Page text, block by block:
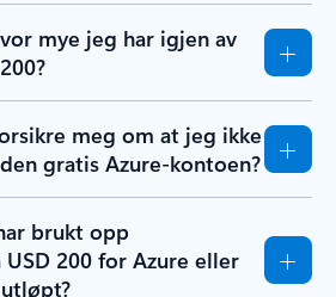
mye jeg har igjen av
meg om at jeg ikke
gratis Azure-kontoen?
brukt opp
200 for Azure eller